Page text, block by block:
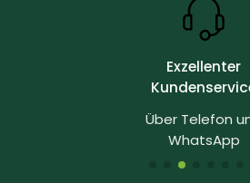
Exzellenter
Über Telefon
WhatsApp